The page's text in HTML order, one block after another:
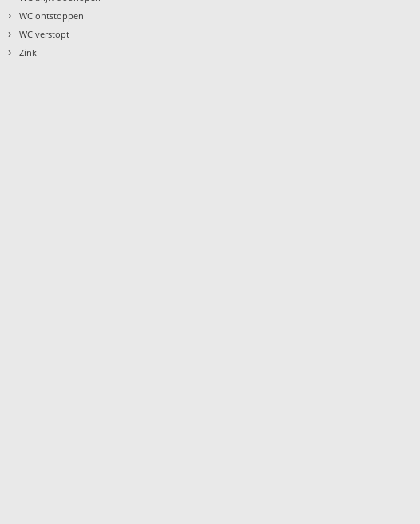
› WC ontstoppen
› WC verstopt
› Zink